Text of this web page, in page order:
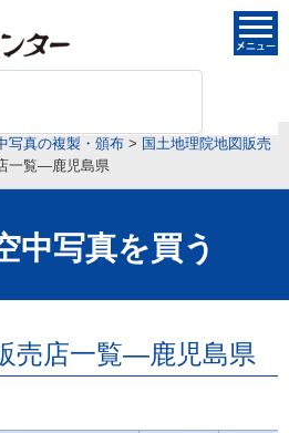
写真の複製・頒布 > 国土地理院地図販売
一覧―鹿児島県
中写真を買う
売店一覧―鹿児島県